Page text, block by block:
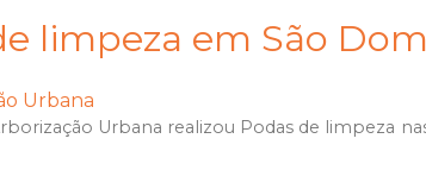
limpeza em São
Urbana
Urbana realizou Podas de limpeza